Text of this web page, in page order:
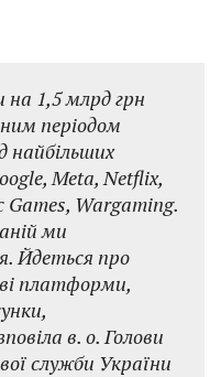
на 1,5 млрд грн
періодом
найбільших
Meta, Netflix,
Games, Wargaming.
ми
Йдеться про
платформи,
в. о. Голови
служби України